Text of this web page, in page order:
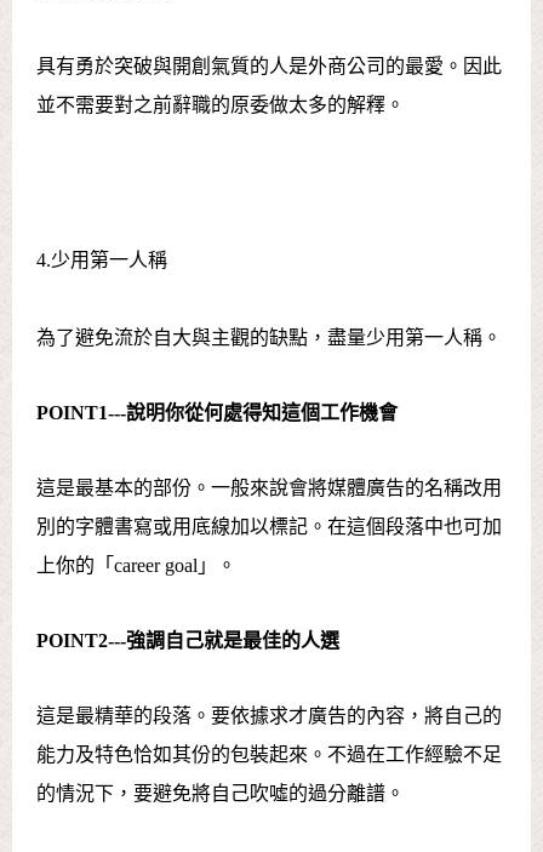
具有勇於突破與開創氣質的人是外商公司的最愛。因此
並不需要對之前辭職的原委做太多的解釋。
4.少用第一人稱
為了避免流於自大與主觀的缺點，盡量少用第一人稱。
POINT1---說明你從何處得知這個工作機會
這是最基本的部份。一般來說會將媒體廣告的名稱改用
別的字體書寫或用底線加以標記。在這個段落中也可加
上你的「career goal」。
POINT2---強調自己就是最佳的人選
這是最精華的段落。要依據求才廣告的內容，將自己的
能力及特色恰如其份的包裝起來。不過在工作經驗不足
的情況下，要避免將自己吹噓的過分離譜。